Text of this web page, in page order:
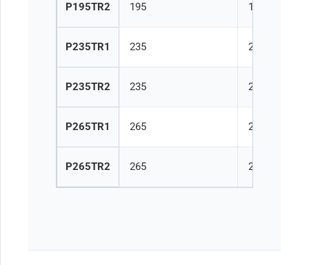
P195TR2 195 185
P235TR1 235 225
P235TR2 235 225
P265TR1 265 255
P265TR2 265 255